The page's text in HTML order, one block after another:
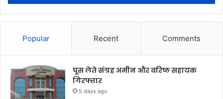
Popular Recent Comments
घूस लेते संग्रह अमीन और वरिष्ठ सहायक
गिरफ्तार
5 days ago